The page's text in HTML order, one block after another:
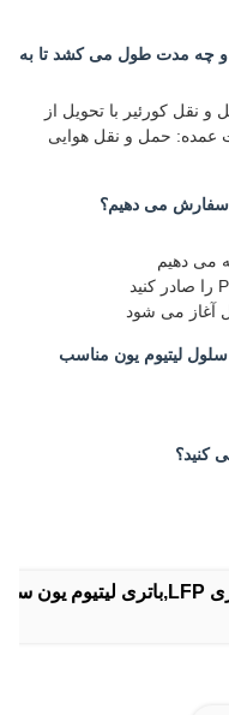
و چه مدت طول می کشد تا به
کورئیر با تحویل از
سفارشات عمده: حمل و نقل هوایی
دهیم
لیتیوم یون مناسب